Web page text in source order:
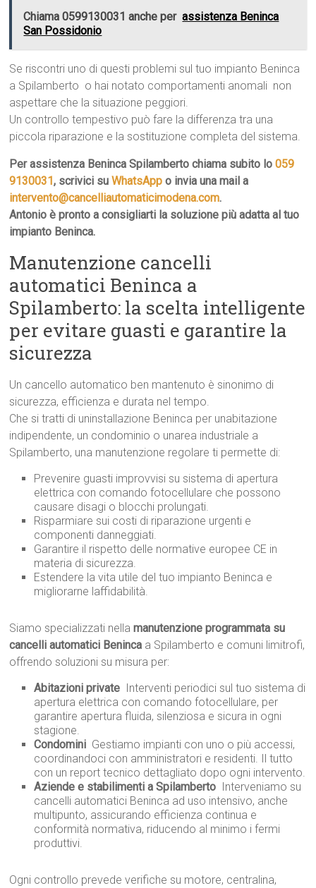
Chiama 0599130031 anche per assistenza Beninca
San Possidonio
Se riscontri uno di questi problemi sul tuo impianto Beninca
a Spilamberto  o hai notato comportamenti anomali  non
aspettare che la situazione peggiori.
Un controllo tempestivo può fare la differenza tra una
piccola riparazione e la sostituzione completa del sistema.
Per assistenza Beninca Spilamberto chiama subito lo059
9130031, scrivici suWhatsApp o invia una mail a
intervento@cancelliautomaticimodena.com.
Antonio è pronto a consigliarti la soluzione più adatta al tuo
impianto Beninca.
Manutenzione cancelli
automatici Beninca a
Spilamberto: la scelta intelligente
per evitare guasti e garantire la
sicurezza
Un cancello automatico ben mantenuto è sinonimo di
sicurezza, efficienza e durata nel tempo.
Che si tratti di uninstallazione Beninca per unabitazione
indipendente, un condominio o unarea industriale a
Spilamberto, una manutenzione regolare ti permette di:
Prevenire guasti improvvisi su sistema di apertura
elettrica con comando fotocellulare che possono
causare disagi o blocchi prolungati.
Risparmiare sui costi di riparazione urgenti e
componenti danneggiati.
Garantire il rispetto delle normative europee CE in
materia di sicurezza.
Estendere la vita utile del tuo impianto Beninca e
migliorarne laffidabilità.
Siamo specializzati nellamanutenzione programmata su
cancelli automatici Beninca a Spilamberto e comuni limitrofi,
offrendo soluzioni su misura per:
Abitazioni private  Interventi periodici sul tuo sistema di
apertura elettrica con comando fotocellulare, per
garantire apertura fluida, silenziosa e sicura in ogni
stagione.
Condomini  Gestiamo impianti con uno o più accessi,
coordinandoci con amministratori e residenti. Il tutto
con un report tecnico dettagliato dopo ogni intervento.
Aziende e stabilimenti a Spilamberto  Interveniamo su
cancelli automatici Beninca ad uso intensivo, anche
multipunto, assicurando efficienza continua e
conformità normativa, riducendo al minimo i fermi
produttivi.
Ogni controllo prevede verifiche su motore, centralina,